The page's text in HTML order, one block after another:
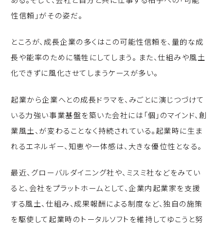
性信頼」がその姿だ。
ところが、成長企業の多くはこの可能性信頼を、量的な成
長や能率のために犠牲にしてしまう。 また、仕組みや風土
化できずに風化させてしまうケースが多い。
起業から企業へとの成長ドラマを、みごとに演じつづけて
いる力強い事業基盤を築いた会社には「個」のマインド、創
業風土、が変わることなく持続されている。起業時に生ま
れるエネルギー、知恵や一体感は、大きな優位性となる。
最近、グローバルダイニング社や、ミスミ社などをみてい
ると、会社をプラットホームとして、企業内起業家を支援
する風土、仕組み、成果報酬による制度など、独自の施策
を駆使して起業時のトータルソフトを維持してゆこうと努